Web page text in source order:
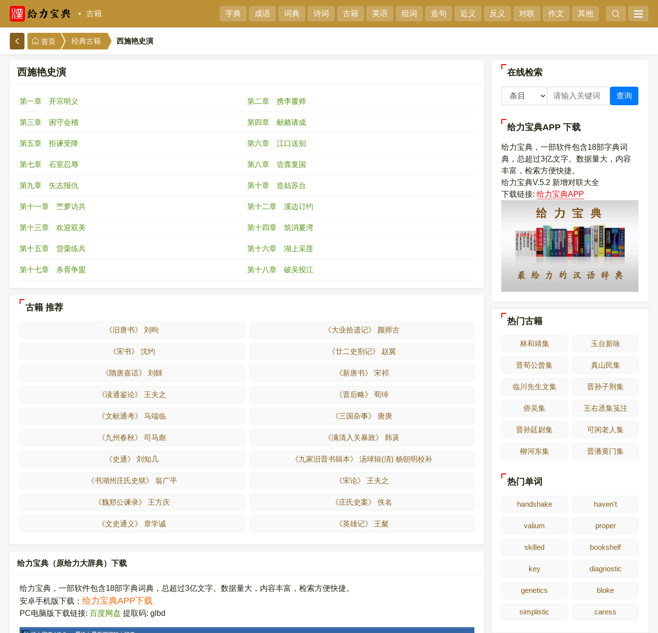
古籍 字典 成语 词典 诗词 古籍 英语 组词 造句 近义 反义 对联 作文 其他
首页 经典古籍 西施艳史演
西施艳史演
第一章 开宗明义 第二章 携李覆师
第三章 困守会稽 第四章 献赂请成
第五章 拒谏受降 第六章 江口送别
第七章 石室忍辱 第八章 尝粪复国
第九章 矢志报仇 第十章 造姑苏台
第十一章 苎萝访共 第十二章 溪边订约
第十三章 欢迎双美 第十四章 筑消夏湾
第十五章 贷粟练兵 第十六章 湖上采莲
第十七章 杀胥争盟 第十八章 破吴投江
古籍 推荐
《旧唐书》 刘昫 《大业拾遗记》 颜师古
《宋书》 沈约 《廿二史劄记》 赵翼
《隋唐嘉话》 刘餗 《新唐书》 宋祁
《读通鉴论》 王夫之 《晋后略》 荀绰
《文献通考》 马端临 《三国杂事》 唐庚
《九州春秋》 司马彪 《满清入关暴政》 韩菼
《史通》 刘知几 《九家旧晋书辑本》 汤球辑(清) 杨朝明校补
《书湖州庄氏史狱》 翁广平 《宋论》 王夫之
《魏郑公谏录》 王方庆 《庄氏史案》 佚名
《文史通义》 章学诚 《英雄记》 王粲
给力宝典（原给力大辞典）下载
给力宝典，一部软件包含18部字典词典，总超过3亿文字。数据量大，内容丰富，检索方便快捷。
安卓手机版下载： 给力宝典APP下载
PC电脑版下载链接: 百度网盘 提取码: glbd
在线检索
查询
给力宝典APP 下载
给力宝典，一部软件包含18部字典词
典，总超过3亿文字。数据量大，内容
丰富，检索方便快捷。
给力宝典V.5.2 新增对联大全
下载链接: 给力宝典APP
热门古籍
林和靖集 玉台新咏
晋荀公曾集 真山民集
临川先生文集 晋孙子荆集
侨吴集 王右丞集笺注
晋孙廷尉集 可闲老人集
柳河东集 晋潘黄门集
热门单词
handshake haven't
valium proper
skilled bookshelf
key diagnostic
genetics bloke
simplistic caress